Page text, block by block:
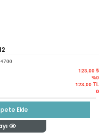
123,00 ₺
%0
123,00 TL
0
Ekle